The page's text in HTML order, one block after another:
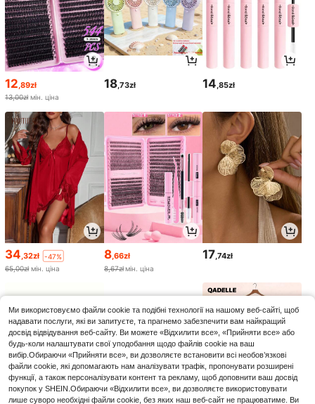
12 ,89zł
13,00zł мін. ціна
18,73zł 14 ,85zł
34,32zł
-47%
65,00zł мін. ціна
8,66zł
8,67złмін. ціна
17,74zł
Ми використовуємо файли cookie та подібні технології на нашому веб-сайті, щоб
надавати послуги, які ви запитуєте, та прагнемо забезпечити вам найкращий
досвід відвідування веб-сайту. Ви можете «Відхилити все», «Прийняти все» або
будь-коли налаштувати свої уподобання щодо файлів cookie на ваш
вибір.Обираючи «Прийняти все», ви дозволяєте встановити всі необов’язкові
файли cookie, які допомагають нам аналізувати трафік, пропонувати розширені
функції, а також персоналізувати контент та рекламу, щоб доповнити ваш досвід
покупок у SHEIN.Обираючи «Відхилити все», ви дозволяєте використовувати
лише суворо необхідні файли cookie, без яких наш веб-сайт не працюватиме. Ви